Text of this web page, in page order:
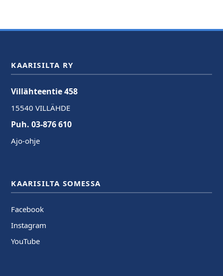
KAARISILTA RY
Villähteentie 458
15540 VILLÄHDE
Puh. 03-876 610
Ajo-ohje
KAARISILTA SOMESSA
Facebook
Instagram
YouTube